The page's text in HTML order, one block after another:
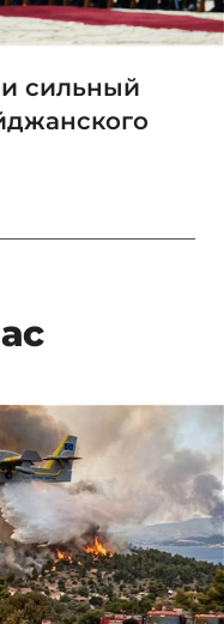
и сильный